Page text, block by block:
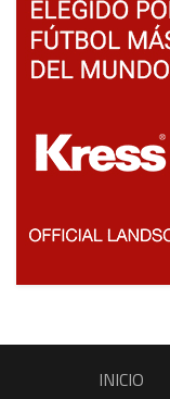
INICIO